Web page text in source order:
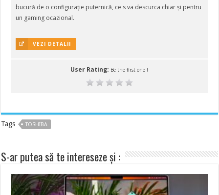
bucură de o configurație puternică, ce s va descurca chiar și pentru
un gaming ocazional.
VEZI DETALII
User Rating: Be the first one !
Tags TOSHIBA
S-ar putea să te intereseze și :